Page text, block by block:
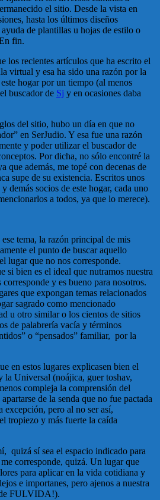
el sitio. Desde la vista en
hasta los últimos diseños
de plantillas u hojas de estilo o
fin.
los recientes artículos que ha escrito el
virtual y esa ha sido una razón por la
hogar por un tiempo (al menos
buscador de Sj y en ocasiones daba
del sitio, hubo un día en que no
en SerJudio. Y esa fue una razón
y poder utilizar el buscador de
Por dicha, no sólo encontré la
que además, me topé con decenas de
supe de su existencia. Escritos unos
demás socios de este hogar, cada uno
a todos, ya que lo merece).
tema, la razón principal de mis
el punto de buscar aquello
lugar que no nos corresponde.
si bien es el ideal que nutramos nuestra
y es bueno para nosotros.
que expongan temas relacionados
sagrado como mencionado
u otro similar o los cientos de sitios
de palabrería vacía y términos
o “pensados” familiar, por la
en estos lugares explicasen bien el
la Universal (noájica, guer toshav,
compleja la comprensión del
de la senda que no fue pactada
excepción, pero al no ser así,
tropiezo y más fuerte la caída
quizá sí sea el espacio indicado para
corresponde, quizá. Un lugar que
para aplicar en la vida cotidiana y
e importanes, pero ajenos a nuestra
FULVIDA!).